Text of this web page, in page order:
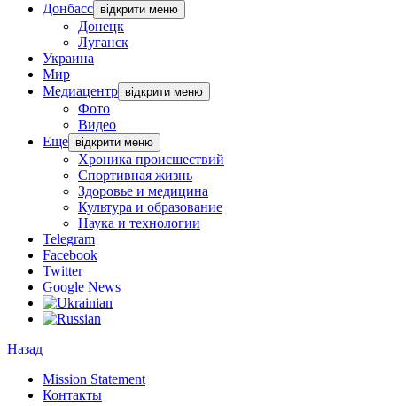
Донбасс відкрити меню
Донецк
Луганск
Украина
Мир
Медиацентр відкрити меню
Фото
Видео
Еще відкрити меню
Хроника происшествий
Спортивная жизнь
Здоровье и медицина
Культура и образование
Наука и технологии
Telegram
Facebook
Twitter
Google News
Назад
Mission Statement
Контакты